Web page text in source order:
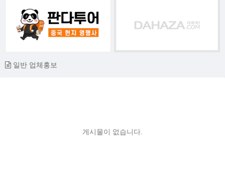
일반 업체홍보
게시물이 없습니다.